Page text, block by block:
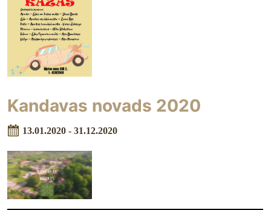
Kandavas novads 2020
13.01.2020 - 31.12.2020